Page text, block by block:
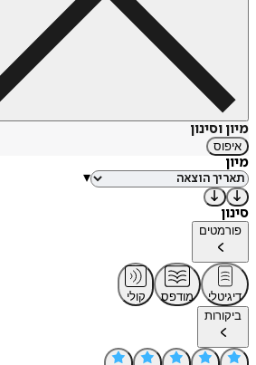
מיון וסינון
איפוס
מיון
▾
סינון
פורמטים
דיגיטלי מודפס
קולי
ביקורות